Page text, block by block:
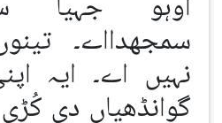
سمجھدااے۔
نہیں اے۔ ایہ
گوانڈھیاں دی